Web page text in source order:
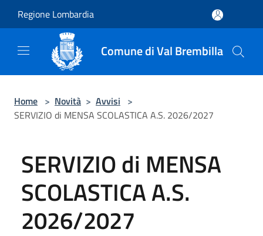
Regione Lombardia
Comune di Val Brembilla
Home > Novità > Avvisi >
SERVIZIO di MENSA SCOLASTICA A.S. 2026/2027
SERVIZIO di MENSA
SCOLASTICA A.S.
2026/2027